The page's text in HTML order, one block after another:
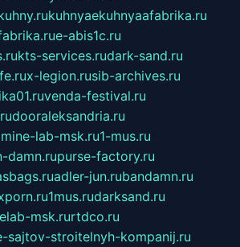
kuhnyaekuhnyaafabrika.ru
e-abis1c.ru
kts-services.rudark-sand.ru
x-legion.rusib-archives.ru
venda-festival.ru
dooraleksandria.ru
mine-lab-msk.ru1-mus.ru
damn.rupurse-factory.ru
adler-jun.rubandamn.ru
1mus.rudarksand.ru
msk.rurtdco.ru
sajtov-stroitelnyh-kompanij.ru